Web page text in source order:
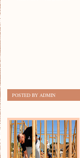
POSTED BY ADMIN